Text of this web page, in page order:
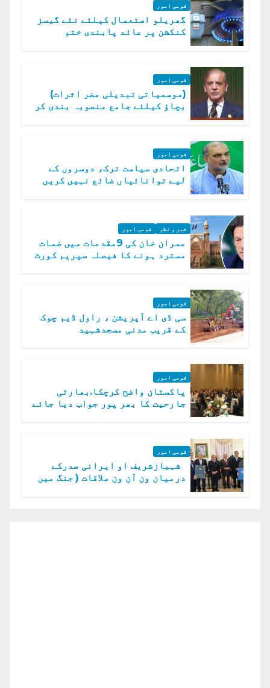
قومی امور
گھریلو استعمال کیلئے نئے گیسز
کنکشن پر عائد پابندی ختم
قومی امور
(موسمیاتی تبدیلی مضر اثرات)
بچاؤ کیلئے جامع منصوبہ بندی کر
قومی امور
اتحادی سیاست ترک، دوسروں کے
لیے توانائیاں ضائع نہیں کریں
خبر و نظر قومی امور
عمران خان کی 9مقدمات میں ضمات
مسترد ہونے کا فیصلہ سپریم کورٹ
قومی امور
سی ڈی اے آپریشن ، راول ڈیم چوک
کے قریب مدنی مسجدشہید
قومی امور
پاکستان واضح کرچکا.بھارتی
جارحیت کا بھر پور جواب دیا جائے
قومی امور
شہبازشریف او ایرانی صدرکے
درمیان ون آن ون ملاقات ( جنگ میں